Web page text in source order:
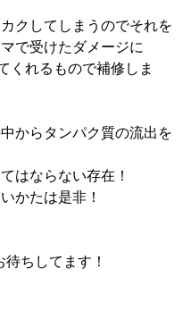
クしてしまうのでそれを
で受けたダメージに
くれるもので補修しま
からタンパク質の流出を
はならない存在！
かたは是非！
ちしてます！